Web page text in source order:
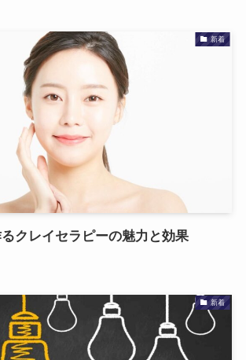
新着
クレイセラピーの魅力と効果
新着